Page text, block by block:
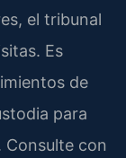
el tribunal
Es
de
para
Consulte con